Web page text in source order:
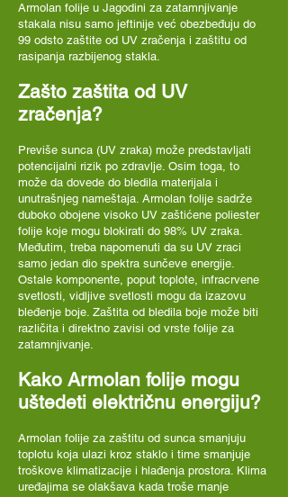
Armolan folije u Jagodini za zatamnjivanje
stakala nisu samo jeftinije već obezbeđuju do
99 odsto zaštite od UV zračenja i zaštitu od
rasipanja razbijenog stakla.
Zašto zaštita od UV
zračenja?
Previše sunca (UV zraka) može predstavljati
potencijalni rizik po zdravlje. Osim toga, to
može da dovede do bledila materijala i
unutrašnjeg nameštaja. Armolan folije sadrže
duboko obojene visoko UV zaštićene poliester
folije koje mogu blokirati do 98% UV zraka.
Međutim, treba napomenuti da su UV zraci
samo jedan dio spektra sunčeve energije.
Ostale komponente, poput toplote, infracrvene
svetlosti, vidljive svetlosti mogu da izazovu
bleđenje boje. Zaštita od bledila boje može biti
različita i direktno zavisi od vrste folije za
zatamnjivanje.
Kako Armolan folije mogu
uštedeti električnu energiju?
Armolan folije za zaštitu od sunca smanjuju
toplotu koja ulazi kroz staklo i time smanjuje
troškove klimatizacije i hlađenja prostora. Klima
uređajima se olakšava kada troše manje